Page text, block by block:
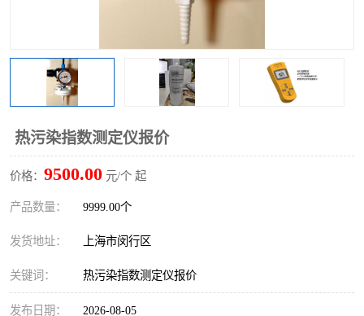
热污染指数测定仪报价
价格： 9500.00 元/个 起
产品数量： 9999.00个
发货地址： 上海市闵行区
关键词： 热污染指数测定仪报价
发布日期： 2026-08-05